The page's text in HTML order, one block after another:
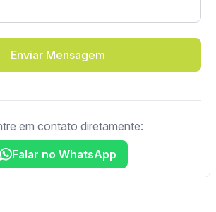
Enviar Mensagem
em contato diretamente:
Falar no WhatsApp